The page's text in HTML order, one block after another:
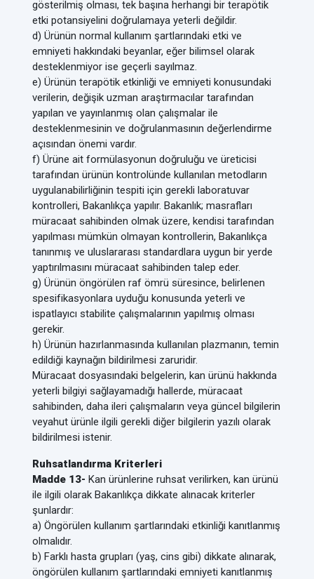
gösterilmiş olması, tek başına herhangi bir terapötik
etki potansiyelini doğrulamaya yeterli değildir.
d) Ürünün normal kullanım şartlarındaki etki ve
emniyeti hakkındaki beyanlar, eğer bilimsel olarak
desteklenmiyor ise geçerli sayılmaz.
e) Ürünün terapötik etkinliği ve emniyeti konusundaki
verilerin, değişik uzman araştırmacılar tarafından
yapılan ve yayınlanmış olan çalışmalar ile
desteklenmesinin ve doğrulanmasının değerlendirme
açısından önemi vardır.
f) Ürüne ait formülasyonun doğruluğu ve üreticisi
tarafından ürünün kontrolünde kullanılan metodların
uygulanabilirliğinin tespiti için gerekli laboratuvar
kontrolleri, Bakanlıkça yapılır. Bakanlık; masrafları
müracaat sahibinden olmak üzere, kendisi tarafından
yapılması mümkün olmayan kontrollerin, Bakanlıkça
tanınmış ve uluslararası standardlara uygun bir yerde
yaptırılmasını müracaat sahibinden talep eder.
g) Ürünün öngörülen raf ömrü süresince, belirlenen
spesifikasyonlara uyduğu konusunda yeterli ve
ispatlayıcı stabilite çalışmalarının yapılmış olması
gerekir.
h) Ürünün hazırlanmasında kullanılan plazmanın, temin
edildiği kaynağın bildirilmesi zaruridir.
Müracaat dosyasındaki belgelerin, kan ürünü hakkında
yeterli bilgiyi sağlayamadığı hallerde, müracaat
sahibinden, daha ileri çalışmaların veya güncel bilgilerin
veyahut ürünle ilgili gerekli diğer bilgilerin yazılı olarak
bildirilmesi istenir.
Ruhsatlandırma Kriterleri
Madde 13- Kan ürünlerine ruhsat verilirken, kan ürünü
ile ilgili olarak Bakanlıkça dikkate alınacak kriterler
şunlardır:
a) Öngörülen kullanım şartlarındaki etkinliği kanıtlanmış
olmalıdır.
b) Farklı hasta grupları (yaş, cins gibi) dikkate alınarak,
öngörülen kullanım şartlarındaki emniyeti kanıtlanmış